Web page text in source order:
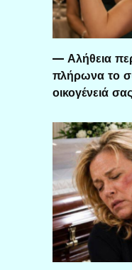
— Αλήθεια
πλήρωνα το
οικογένειά